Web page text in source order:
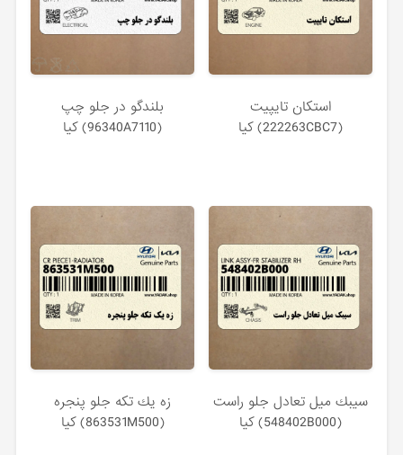
استكان تايپيت
(222263CBC7) کیا
بلندگو در جلو چپ
(96340A7110) کیا
سيبك ميل تعادل جلو راست
(548402B000) کیا
زه يك تكه جلو پنجره
(863531M500) کیا